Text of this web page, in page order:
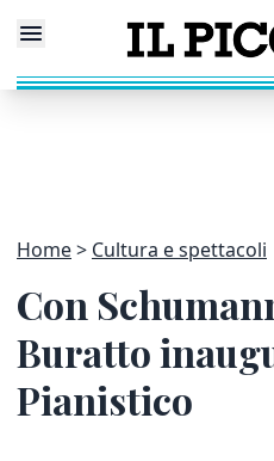
Home Cultura e spettacoli
Con
Buratto
Pianistico